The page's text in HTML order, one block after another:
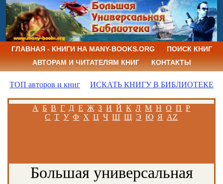
ГЛАВНАЯ - КНИГИ НА MANY-BOOKS.ORG
ПОИСК КНИГ
АВТОРАМ И ЧИТАТЕЛЯМ КНИГ
КОНТАКТЫ
ТОП авторов и книг ИСКАТЬ КНИГУ В БИБЛИОТЕКЕ
А Б В Г Д Е Ж З И Й К Л М Н О П Р
С Т У Ф Х Ц Ч Ш Щ Э Ю Я AZ
Большая универсальная